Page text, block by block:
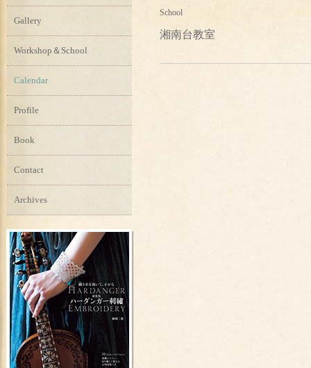
School
湘南台教室
Gallery
Workshop＆School
Calendar
Profile
Book
Contact
Archives